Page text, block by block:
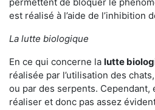
est réalisé à l’aide de l’inhibition
La lutte biologique
En ce qui concerne la lutte
réalisée par l’utilisation des
ou par des serpents. Cependant,
réaliser et donc pas assez